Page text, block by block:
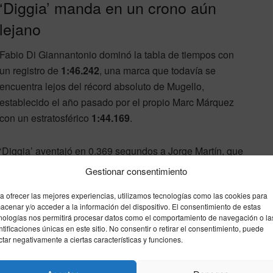
Gestionar consentimiento
ofrecer las mejores experiencias, utilizamos tecnologías como las cookies para
y/o acceder a la información del dispositivo. El consentimiento de estas
nos permitirá procesar datos como el comportamiento de navegación o
únicas en este sitio. No consentir o retirar el consentimiento, puede
negativamente a ciertas características y funciones.
‘Diggia’ manda en un crono aún
lejano
Fabio Di Giannantonio dominó la tabla de tiempos con
un registro de 1:46.242, una marca que todavía se
encuentra lejos del récord absoluto de Mugello,
establecido el año pasado por el propio Marc Márquez
con un estratosférico 1:44.169.
‘Diggia’ aventajó en 0.369 segundos a Jorge Martín, que
terminó segundo. El ‘top 10’ de la sesión lo completaron
Fermín Aldeguer, Pecco Bagnaia, Raúl Fernández
española, Joan Mir concluyó 13º, Márquez
regreso a la competición del probador Cal Crutchlow,
las sensaciones sobre el cronómetro, consciente